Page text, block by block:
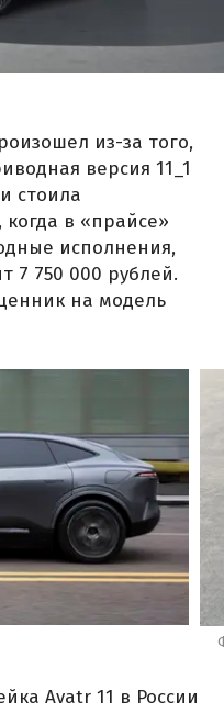
из-за того,
версия 11_1
стоила
в «прайсе»
исполнения,
7 750 000 рублей.
на модель
Avatr 11 в России